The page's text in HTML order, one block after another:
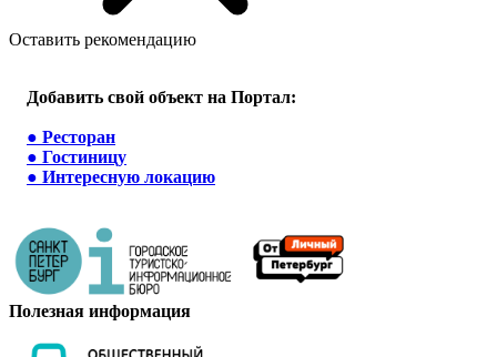
Оставить рекомендацию
Добавить свой объект на Портал:
● Ресторан
● Гостиницу
● Интересную локацию
Полезная информация